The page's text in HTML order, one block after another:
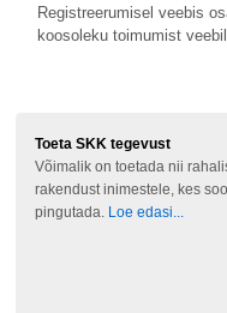
Registreerumisel veebis
koosoleku toimumist
Toeta SKK tegevust
Võimalik on toetada nii
rakendust inimestele, kes
pingutada.
Loe edasi...